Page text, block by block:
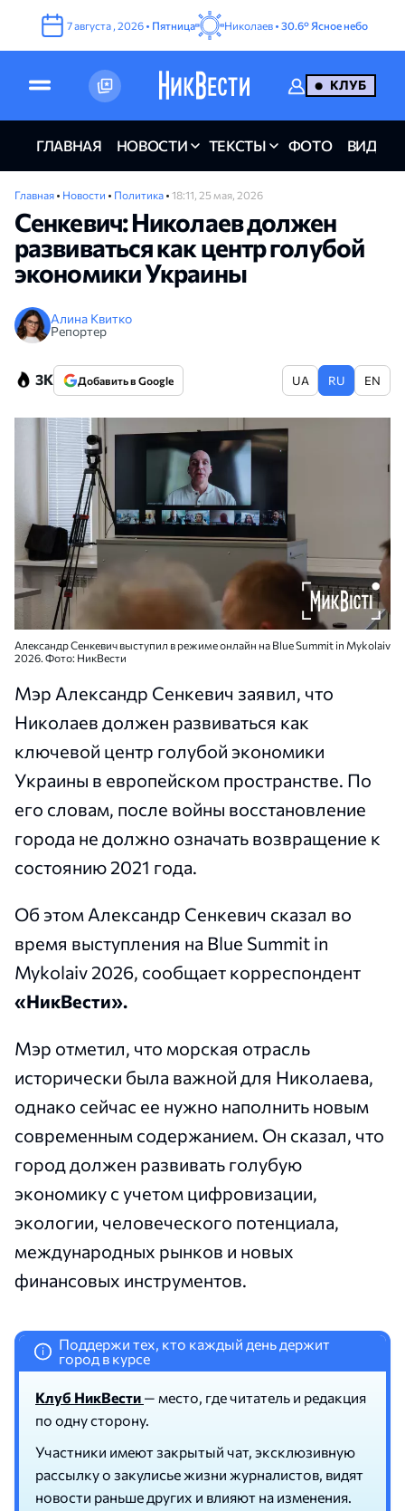
7августа , 2026 • Пятница Николаев • 30.6° Ясное небо
КЛУБ
ГЛАВНАЯ НОВОСТИ ТЕКСТЫ ФОТО ВИДЕО
Главная • Новости • Политика • 18:11, 25 мая, 2026
Сенкевич: Николаев должен
развиваться как центр голубой
экономики Украины
Алина Квитко
Репортер
3K Добавить в Google UA RU EN
Александр Сенкевич выступил в режиме онлайн на Blue Summit in Mykolaiv
2026. Фото: НикВести
Мэр Александр Сенкевич заявил, что
Николаев должен развиваться как
ключевой центр голубой экономики
Украины в европейском пространстве. По
его словам, после войны восстановление
города не должно означать возвращение к
состоянию 2021 года.
Об этом Александр Сенкевич сказал во
время выступления на Blue Summit in
Mykolaiv 2026, сообщает корреспондент
«НикВести».
Мэр отметил, что морская отрасль
исторически была важной для Николаева,
однако сейчас ее нужно наполнить новым
современным содержанием. Он сказал, что
город должен развивать голубую
экономику с учетом цифровизации,
экологии, человеческого потенциала,
международных рынков и новых
финансовых инструментов.
i
Поддержи тех, кто каждый день держит
город в курсе
Клуб НикВести — место, где читатель и редакция
по одну сторону.
Участники имеют закрытый чат, эксклюзивную
рассылку о закулисье жизни журналистов, видят
новости раньше других и влияют на изменения.